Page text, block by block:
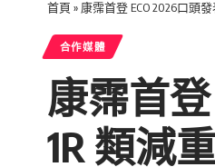
首頁 » 康霈首登 ECO 2026口頭
合作媒體
康霈首登
1R 類減